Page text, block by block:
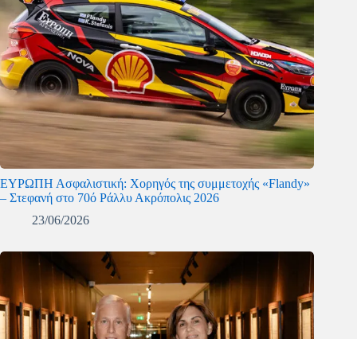
ΕΥΡΩΠΗ Ασφαλιστική: Χορηγός της συμμετοχής «Flandy»
– Στεφανή στο 70ό Ράλλυ Ακρόπολις 2026
23/06/2026